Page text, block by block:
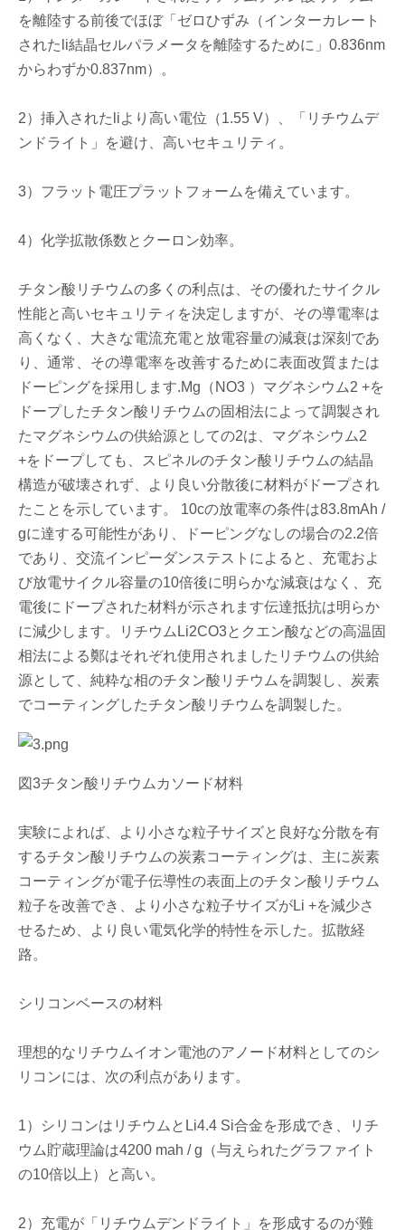
を離陸する前後でほぼ「ゼロひずみ（インターカレート
されたli結晶セルパラメータを離陸するために」0.836nm
からわずか0.837nm）。
2）挿入されたliより高い電位（1.55 V）、「リチウムデ
ンドライト」を避け、高いセキュリティ。
3）フラット電圧プラットフォームを備えています。
4）化学拡散係数とクーロン効率。
チタン酸リチウムの多くの利点は、その優れたサイクル
性能と高いセキュリティを決定しますが、その導電率は
高くなく、大きな電流充電と放電容量の減衰は深刻であ
り、通常、その導電率を改善するために表面改質または
ドーピングを採用します.Mg（NO3 ）マグネシウム2 +を
ドープしたチタン酸リチウムの固相法によって調製され
たマグネシウムの供給源としての2は、マグネシウム2
+をドープしても、スピネルのチタン酸リチウムの結晶
構造が破壊されず、より良い分散後に材料がドープされ
たことを示しています。 10cの放電率の条件は83.8mAh /
gに達する可能性があり、ドーピングなしの場合の2.2倍
であり、交流インピーダンステストによると、充電およ
び放電サイクル容量の10倍後に明らかな減衰はなく、充
電後にドープされた材料が示されます伝達抵抗は明らか
に減少します。リチウムLi2CO3とクエン酸などの高温固
相法による鄭はそれぞれ使用されましたリチウムの供給
源として、純粋な相のチタン酸リチウムを調製し、炭素
でコーティングしたチタン酸リチウムを調製した。
図3チタン酸リチウムカソード材料
実験によれば、より小さな粒子サイズと良好な分散を有
するチタン酸リチウムの炭素コーティングは、主に炭素
コーティングが電子伝導性の表面上のチタン酸リチウム
粒子を改善でき、より小さな粒子サイズがLi +を減少さ
せるため、より良い電気化学的特性を示した。拡散経
路。
シリコンベースの材料
理想的なリチウムイオン電池のアノード材料としてのシ
リコンには、次の利点があります。
1）シリコンはリチウムとLi4.4 Si合金を形成でき、リチ
ウム貯蔵理論は4200 mah / g（与えられたグラファイト
の10倍以上）と高い。
2）充電が「リチウムデンドライト」を形成するのが難